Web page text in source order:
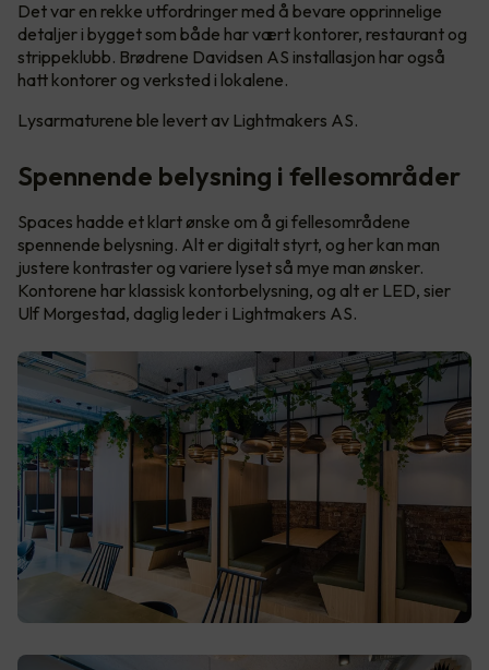
Det var en rekke utfordringer med å bevare opprinnelige
detaljer i bygget som både har vært kontorer, restaurant og
strippeklubb. Brødrene Davidsen AS installasjon har også
hatt kontorer og verksted i lokalene.
Lysarmaturene ble levert av Lightmakers AS.
Spennende belysning i fellesområder
Spaces hadde et klart ønske om å gi fellesområdene
spennende belysning. Alt er digitalt styrt, og her kan man
justere kontraster og variere lyset så mye man ønsker.
Kontorene har klassisk kontorbelysning, og alt er LED, sier
Ulf Morgestad, daglig leder i Lightmakers AS.